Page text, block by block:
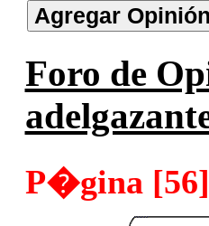
Foro de
P�gina [56]